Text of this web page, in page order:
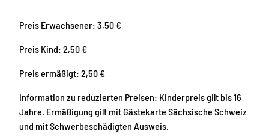
Preis Erwachsener: 3,50 €
Preis Kind: 2,50 €
Preis ermäßigt: 2,50 €
Information zu reduzierten Preisen: Kinderpreis gilt bis 16
Jahre. Ermäßigung gilt mit Gästekarte Sächsische Schweiz
und mit Schwerbeschädigten Ausweis.